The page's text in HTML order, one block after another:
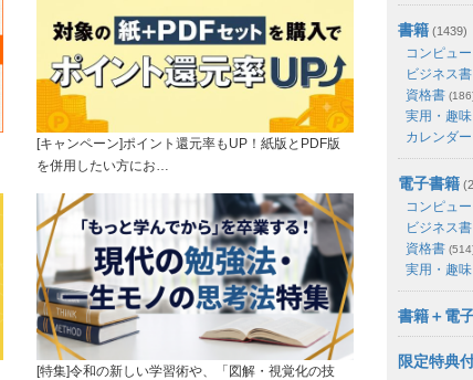
[キャンペーン]ポイント還元率もUP！紙版とPDF版
を併用したい方にお…
[特集]令和の新しい学習術や、「図解・視覚化の技
書籍 (1439)
コンピュ
ビジネス書
資格書
実用・趣
カレンダー
電子書籍
コンピュ
ビジネス書
資格書
実用・趣
書籍＋電
限定特典